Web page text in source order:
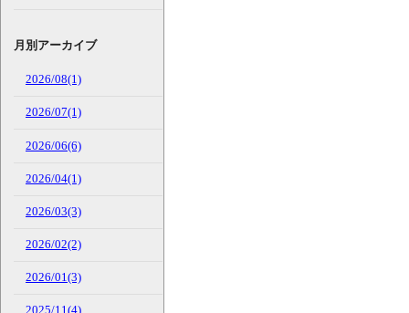
月別アーカイブ
2026/08(1)
2026/07(1)
2026/06(6)
2026/04(1)
2026/03(3)
2026/02(2)
2026/01(3)
2025/11(4)